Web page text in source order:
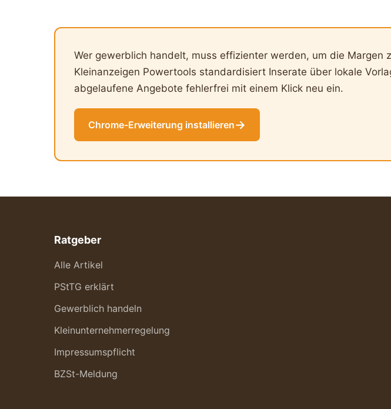
Wer gewerblich handelt, muss effizienter werden, um die Margen
Kleinanzeigen Powertools standardisiert Inserate über lokale
abgelaufene Angebote fehlerfrei mit einem Klick neu ein.
Chrome-Erweiterung installieren→
Ratgeber
Alle Artikel
PStTG erklärt
Gewerblich handeln
Kleinunternehmerregelung
Impressumspflicht
BZSt-Meldung